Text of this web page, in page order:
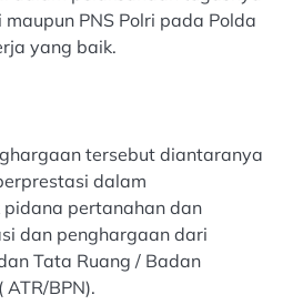
PNS Polri pada Polda
yang baik.
tersebut diantaranya
dalam
pertanahan dan
dan penghargaan dari
Tata Ruang / Badan
BPN).